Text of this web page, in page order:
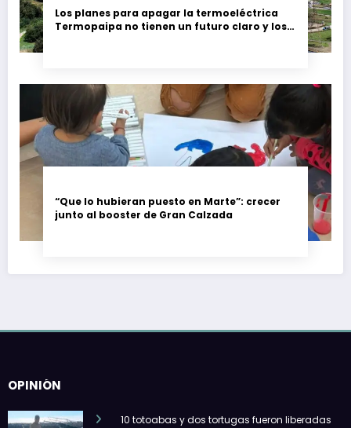
Los planes para apagar la termoeléctrica
Termopaipa no tienen un futuro claro y los
“Que lo hubieran puesto en Marte”: crecer
junto al booster de Gran Calzada
OPINIÓN
10 totoabas y dos tortugas fueron liberadas